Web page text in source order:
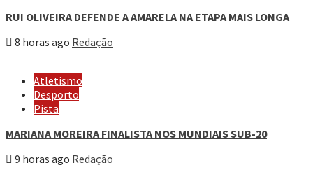
RUI OLIVEIRA DEFENDE A AMARELA NA ETAPA MAIS LONGA
8 horas ago Redação
Atletismo
Desporto
Pista
MARIANA MOREIRA FINALISTA NOS MUNDIAIS SUB-20
9 horas ago Redação